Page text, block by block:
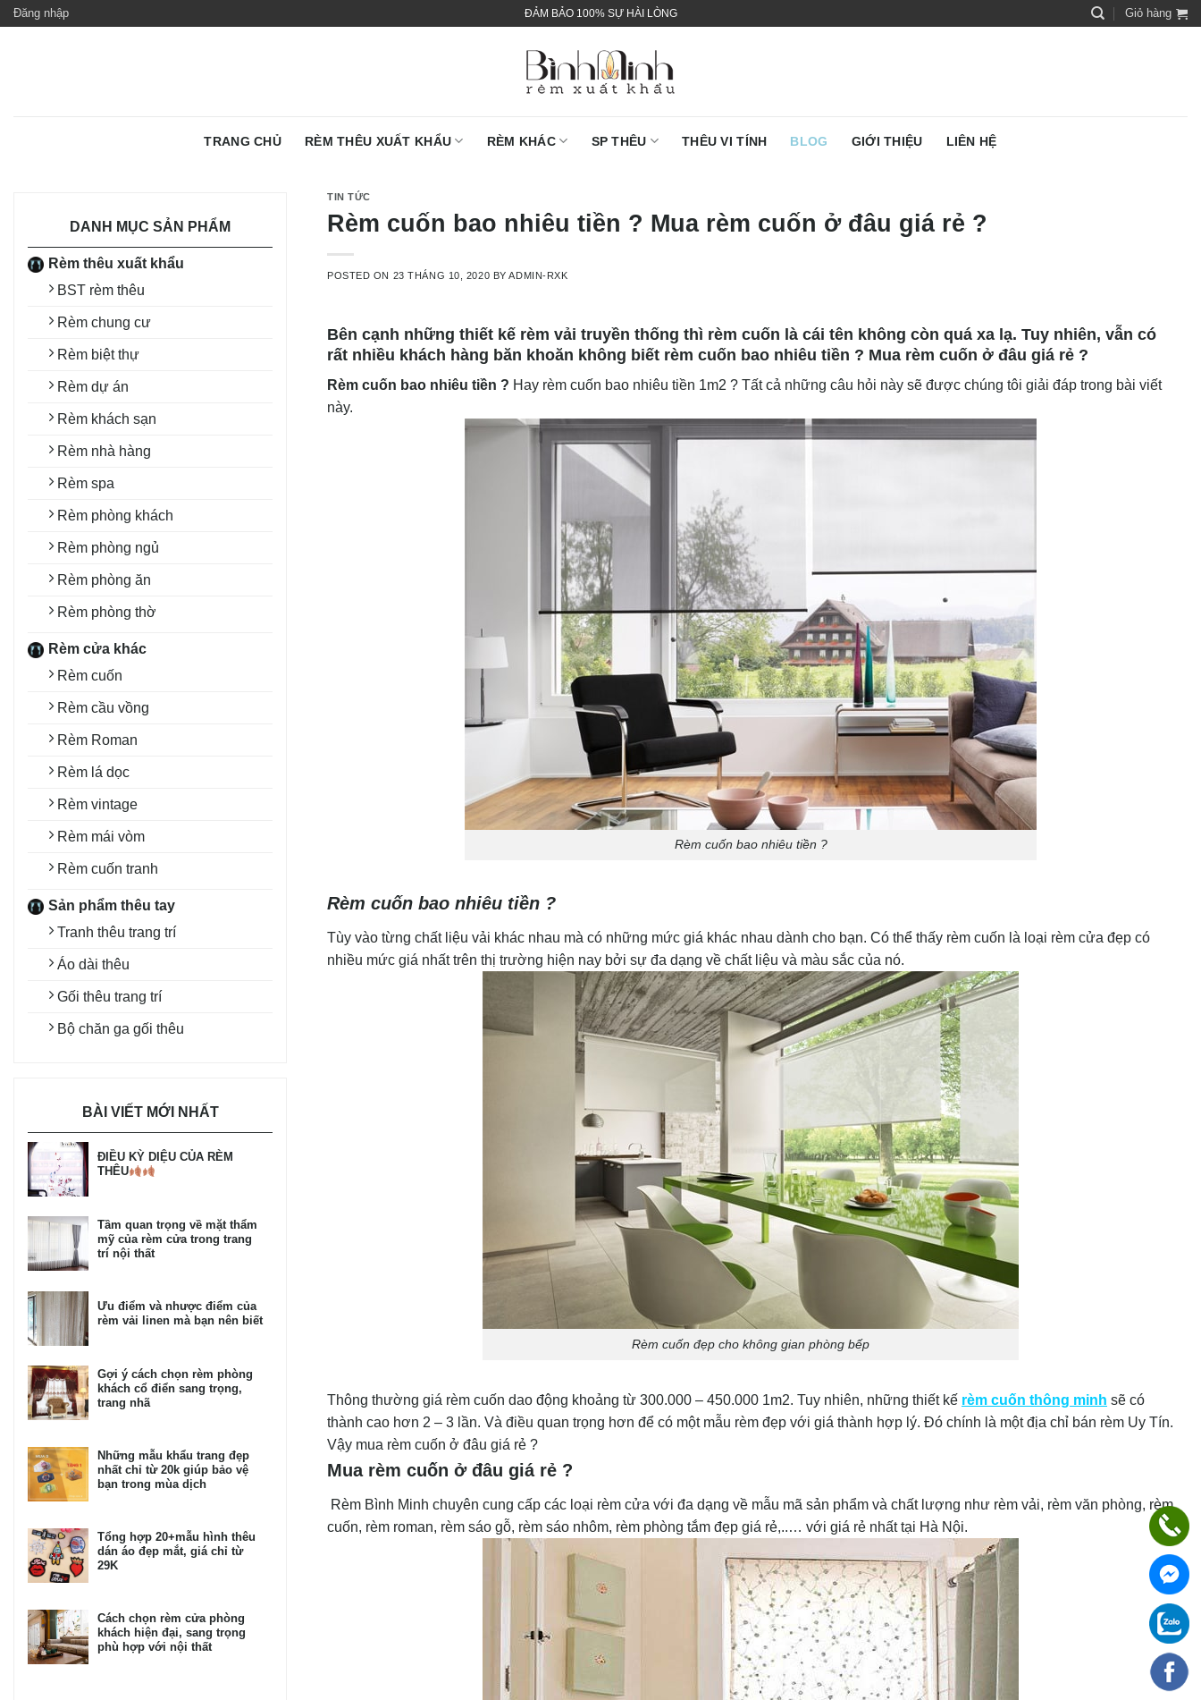
SkipĐăng nhập ĐẢM BẢO 100% SỰ HÀI LÒNG Giỏ hàng
TRANG CHỦ RÈM THÊU XUẤT KHẨU RÈM KHÁC SP THÊU THÊU VI TÍNH BLOG GIỚI THIỆU LIÊN HỆ
DANH MỤC SẢN PHẨM
Rèm thêu xuất khẩu
BST rèm thêu
Rèm chung cư
Rèm biệt thự
Rèm dự án
Rèm khách sạn
Rèm nhà hàng
Rèm spa
Rèm phòng khách
Rèm phòng ngủ
Rèm phòng ăn
Rèm phòng thờ
Rèm cửa khác
Rèm cuốn
Rèm cầu vồng
Rèm Roman
Rèm lá dọc
Rèm vintage
Rèm mái vòm
Rèm cuốn tranh
Sản phẩm thêu tay
Tranh thêu trang trí
Áo dài thêu
Gối thêu trang trí
Bộ chăn ga gối thêu
BÀI VIẾT MỚI NHẤT
ĐIỀU KỲ DIỆU CỦA RÈM
THÊU
Tầm quan trọng về mặt thẩm
mỹ của rèm cửa trong trang
trí nội thất
Ưu điểm và nhược điểm của
rèm vải linen mà bạn nên biết
Gợi ý cách chọn rèm phòng
khách cổ điển sang trọng,
trang nhã
Những mẫu khẩu trang đẹp
nhất chỉ từ 20k giúp bảo vệ
bạn trong mùa dịch
Tổng hợp 20+mẫu hình thêu
dán áo đẹp mắt, giá chỉ từ
29K
Cách chọn rèm cửa phòng
khách hiện đại, sang trọng
phù hợp với nội thất
TIN TỨC
Rèm cuốn bao nhiêu tiền ? Mua rèm cuốn ở đâu giá rẻ ?
POSTED ON 23 THÁNG 10, 2020 BYADMIN-RXK
Bên cạnh những thiết kế rèm vải truyền thống thì rèm cuốn là cái tên không còn quá xa lạ. Tuy nhiên, vẫn có
rất nhiều khách hàng băn khoăn không biết rèm cuốn bao nhiêu tiền ? Mua rèm cuốn ở đâu giá rẻ ?
Rèm cuốn bao nhiêu tiền ? Hay rèm cuốn bao nhiêu tiền 1m2 ? Tất cả những câu hỏi này sẽ được chúng tôi giải đáp trong bài viết
này.
Rèm cuốn bao nhiêu tiền ?
Rèm cuốn bao nhiêu tiền ?
Tùy vào từng chất liệu vải khác nhau mà có những mức giá khác nhau dành cho bạn. Có thể thấy rèm cuốn là loại rèm cửa đẹp có
nhiều mức giá nhất trên thị trường hiện nay bởi sự đa dạng về chất liệu và màu sắc của nó.
Rèm cuốn đẹp cho không gian phòng bếp
Thông thường giá rèm cuốn dao động khoảng từ 300.000 – 450.000 1m2. Tuy nhiên, những thiết kế rèm cuốn thông minh sẽ có
thành cao hơn 2 – 3 lần. Và điều quan trọng hơn để có một mẫu rèm đẹp với giá thành hợp lý. Đó chính là một địa chỉ bán rèm Uy Tín.
Vậy mua rèm cuốn ở đâu giá rẻ ?
Mua rèm cuốn ở đâu giá rẻ ?
Rèm Bình Minh chuyên cung cấp các loại rèm cửa với đa dạng về mẫu mã sản phẩm và chất lượng như rèm vải, rèm văn phòng, rèm
cuốn, rèm roman, rèm sáo gỗ, rèm sáo nhôm, rèm phòng tắm đẹp giá rẻ,..… với giá rẻ nhất tại Hà Nội.